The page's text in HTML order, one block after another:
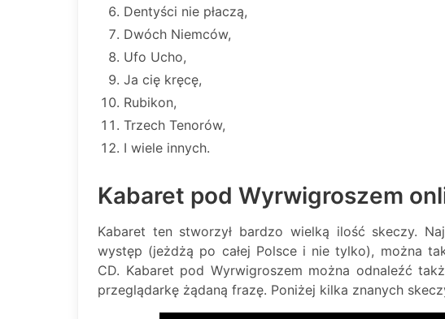
Dentyści nie płaczą,
Dwóch Niemców,
Ufo Ucho,
Ja cię kręcę,
Rubikon,
Trzech Tenorów,
I wiele innych.
Kabaret pod Wyrwigroszem
Kabaret ten stworzył bardzo wielką ilość skeczy.
występ (jeżdżą po całej Polsce i nie tylko), można
CD. Kabaret pod Wyrwigroszem można odnaleźć
przeglądarkę żądaną frazę. Poniżej kilka znanych